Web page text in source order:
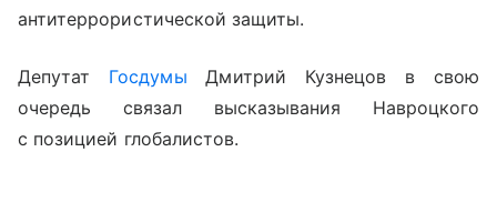
антитеррористической защиты.
Депутат Госдумы Дмитрий Кузнецов в свою
очередь связал высказывания Навроцкого
с позицией глобалистов.